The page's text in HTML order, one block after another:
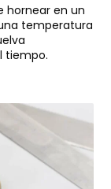
hornear en un
temperatura
tiempo.